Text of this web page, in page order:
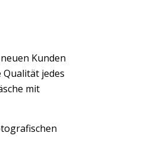
Kunden
jedes
mit